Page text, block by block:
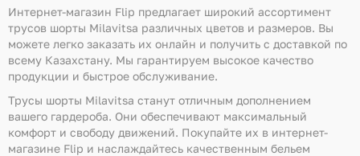
Интернет-магазин Flip предлагает широкий ассортимент
трусов шорты Milavitsa различных цветов и размеров. Вы
можете легко заказать их онлайн и получить с доставкой по
всему Казахстану. Мы гарантируем высокое качество
продукции и быстрое обслуживание.
Трусы шорты Milavitsa станут отличным дополнением
вашего гардероба. Они обеспечивают максимальный
комфорт и свободу движений. Покупайте их в интернет-
магазине Flip и наслаждайтесь качественным бельем